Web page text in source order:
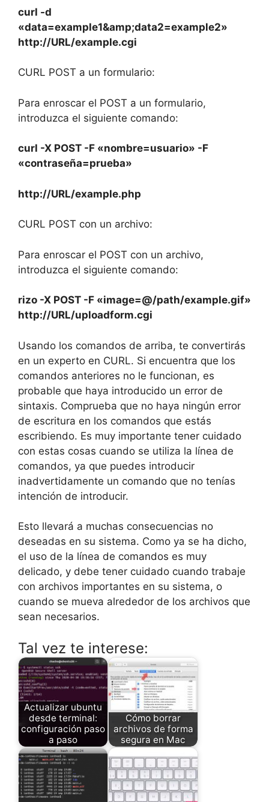
curl -d
«data=example1&amp;data2=example2»
http://URL/example.cgi
CURL POST a un formulario:
Para enroscar el POST a un formulario,
introduzca el siguiente comando:
curl -X POST -F «nombre=usuario» -F
«contraseña=prueba»
http://URL/example.php
CURL POST con un archivo:
Para enroscar el POST con un archivo,
introduzca el siguiente comando:
rizo -X POST -F «image=@/path/example.gif»
http://URL/uploadform.cgi
Usando los comandos de arriba, te convertirás
en un experto en CURL. Si encuentra que los
comandos anteriores no le funcionan, es
probable que haya introducido un error de
sintaxis. Comprueba que no haya ningún error
de escritura en los comandos que estás
escribiendo. Es muy importante tener cuidado
con estas cosas cuando se utiliza la línea de
comandos, ya que puedes introducir
inadvertidamente un comando que no tenías
intención de introducir.
Esto llevará a muchas consecuencias no
deseadas en su sistema. Como ya se ha dicho,
el uso de la línea de comandos es muy
delicado, y debe tener cuidado cuando trabaje
con archivos importantes en su sistema, o
cuando se mueva alrededor de los archivos que
sean necesarios.
Tal vez te interese:
Actualizar ubuntu
desde terminal:
configuración paso
a paso
Cómo borrar
archivos de forma
segura en Mac